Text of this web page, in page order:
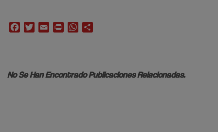
FacebookTwitterEmail Print WhatsApp
No Se Han Encontrado Publicaciones Relacionadas.